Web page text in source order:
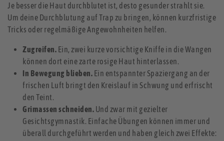
Je besser die Haut durchblutet ist, desto gesunder strahlt sie.
Um deine Durchblutung auf Trap zu bringen, können kurzfristige
Tricks oder regelmäßige Angewohnheiten helfen.
Zugreifen. Ein, zwei kurze vorsichtige Kniffe in die Wangen
können dort eine zarte rosige Haut hinterlassen.
In Bewegung blieben. Ein entspannter Spaziergang an der
frischen Luft bringt den Kreislauf in Schwung und erfrischt
den Teint.
Grimassen schneiden. Und zwar mit gezielter
Gesichtsgymnastik. Einfache Übungen können immer und
überall durchgeführt werden und haben gleich zwei Effekte: